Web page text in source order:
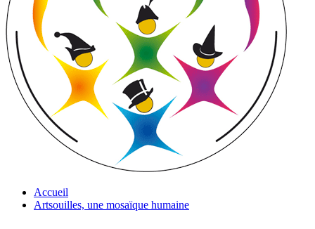
Accueil
Artsouilles, une mosaïque humaine